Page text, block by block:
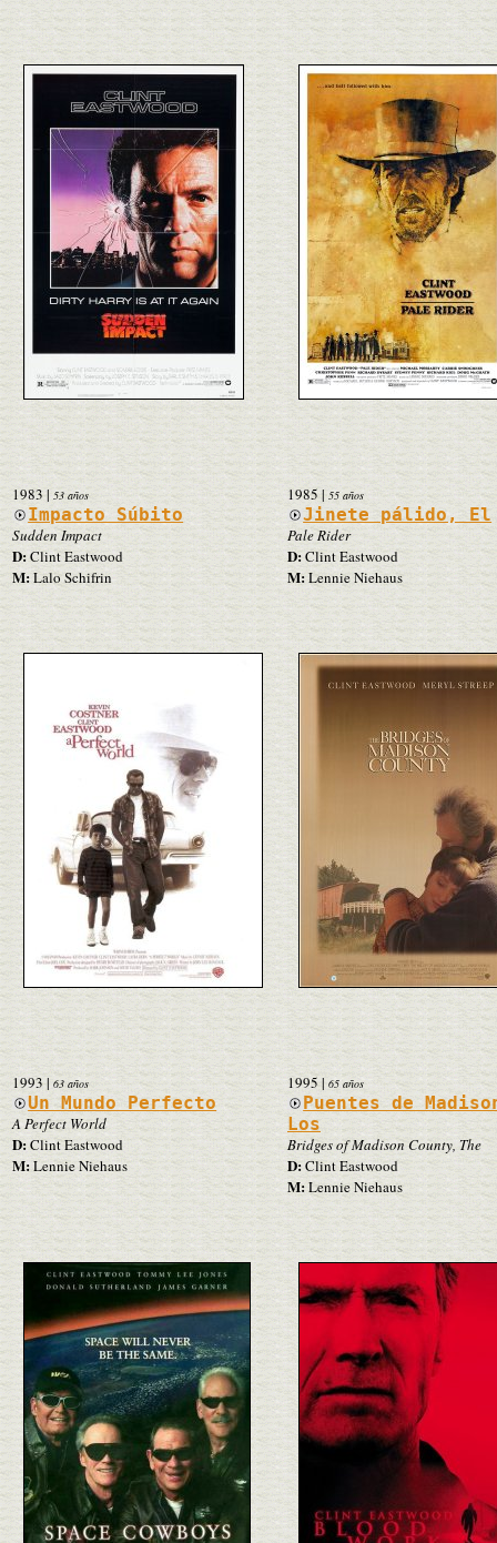
1983| 53 años
Impacto Súbito
Sudden Impact
D:Clint Eastwood
M:Lalo Schifrin
1985| 55 años
Jinete pálido, El
Pale Rider
D:Clint Eastwood
M: Lennie Niehaus
1993| 63 años
Un Mundo Perfecto
A Perfect World
D:Clint Eastwood
M:Lennie Niehaus
1995| 65 años
Puentes de
Los
Bridges of Madison County, The
D:Clint Eastwood
M:Lennie Niehaus